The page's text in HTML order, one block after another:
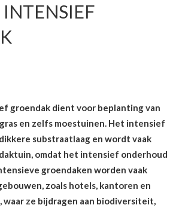
groendak dient voor beplanting van
en zelfs moestuinen. Het intensief
substraatlaag en wordt vaak
omdat het intensief onderhoud
groendaken worden vaak
zoals hotels, kantoren en
waar ze bijdragen aan biodiversiteit,